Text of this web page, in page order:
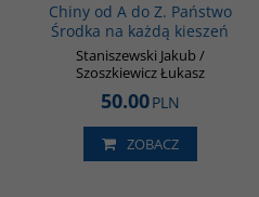
Chiny od A do Z. Państwo
Środka na każdą kieszeń
Staniszewski Jakub /
Szoszkiewicz Łukasz
50.00PLN
ZOBACZ